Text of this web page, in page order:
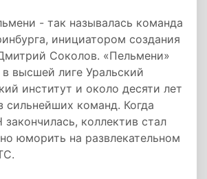
- так называлась команда
инициатором создания
Соколов. «Пельмени»
в высшей лиге Уральский
институт и около десяти лет
сильнейших команд. Когда
коллектив стал
юморить на развлекательном